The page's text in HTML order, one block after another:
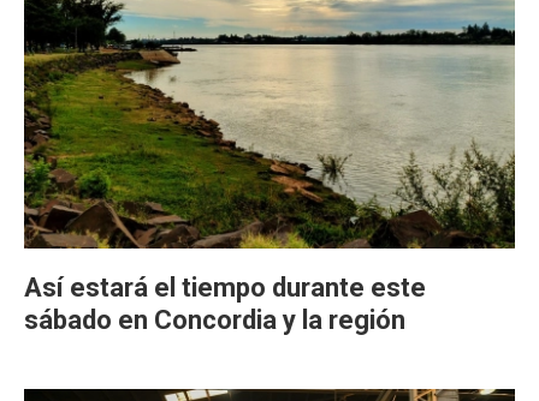
Así estará el tiempo durante este
sábado en Concordia y la región